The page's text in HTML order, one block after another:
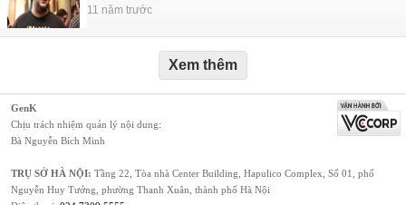
11 năm trước
Xem thêm
GenK
Chịu trách nhiệm quản lý nội dung:
Bà Nguyễn Bích Minh
TRỤ SỞ HÀ NỘI: Tầng 22, Tòa nhà Center Building, Hapulico Complex, Số 01, phố
Nguyễn Huy Tưởng, phường Thanh Xuân, thành phố Hà Nội